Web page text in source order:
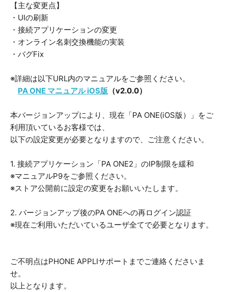
【主な変更点】
・UIの刷新
・接続アプリケーションの変更
・オンライン名刺交換機能の実装
・バグFix
※詳細は以下URL内のマニュアルをご参照ください。
PA ONE マニュアル iOS版 （v2.0.0）
本バージョンアップにより、現在「PA ONE(iOS版）」をご
利用頂いているお客様では、
以下の設定変更が必要となりますので、ご注意ください。
1. 接続アプリケーション「PA ONE2」のIP制限を緩和
※マニュアルP9をご参照ください。
※ストア公開前に設定の変更をお願いいたします。
2. バージョンアップ後のPA ONEへの再ログイン認証
※現在ご利用いただいているユーザ全てで必要となります。
ご不明点はPHONE APPLIサポートまでご連絡くださいま
せ。
以上となります。